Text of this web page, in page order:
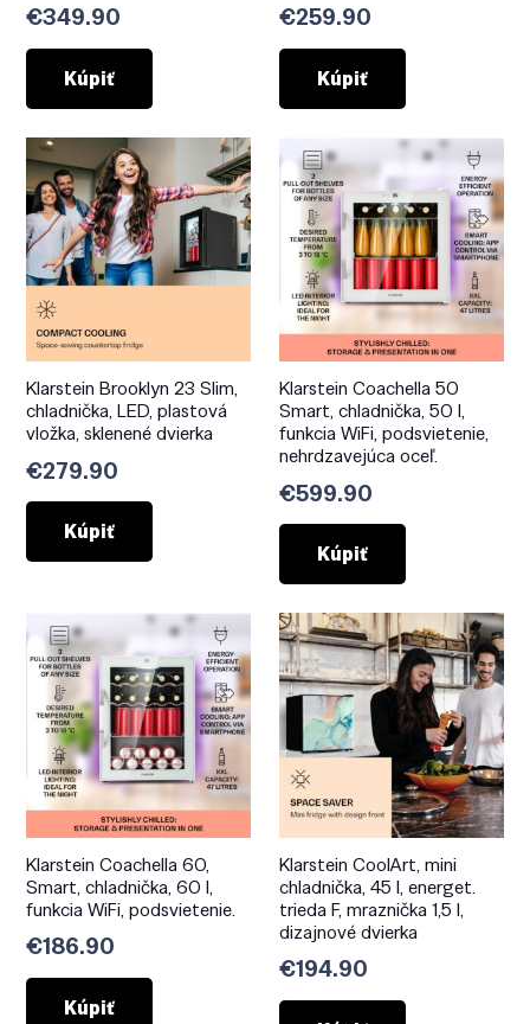
€349.90
Kúpiť
€259.90
Kúpiť
Klarstein Brooklyn 23 Slim,
chladnička, LED, plastová
vložka, sklenené dvierka
€279.90
Kúpiť
Klarstein Coachella 50
Smart, chladnička, 50 l,
funkcia WiFi, podsvietenie,
nehrdzavejúca oceľ.
€599.90
Kúpiť
Klarstein Coachella 60,
Smart, chladnička, 60 l,
funkcia WiFi, podsvietenie.
€186.90
Kúpiť
Klarstein CoolArt, mini
chladnička, 45 l, energet.
trieda F, mraznička 1,5 l,
dizajnové dvierka
€194.90